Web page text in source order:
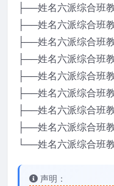
├──姓名六派综合班
├──姓名六派综合班
├──姓名六派综合班
├──姓名六派综合班
├──姓名六派综合班
├──姓名六派综合班
├──姓名六派综合班
├──姓名六派综合班
└──姓名六派综合班
声明：